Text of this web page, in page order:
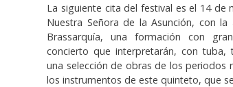
La siguiente cita del festival es el 14 de
Nuestra Señora de la Asunción, con
Brassarquía, una formación con
concierto que interpretarán, con
una selección de obras de los periodos
los instrumentos de este quinteto, que